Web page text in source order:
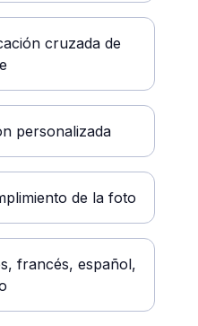
cruzada de
personalizada
de la foto
francés, español,